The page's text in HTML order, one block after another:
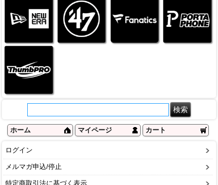
ホーム マイページ カート
ログイン
メルマガ申込/停止
特定商取引法に基づく表示